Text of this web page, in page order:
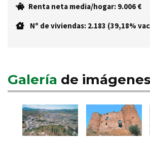
Renta neta media/hogar: 9.006 €
Nº de viviendas: 2.183 (39,18%
Galería de imágenes